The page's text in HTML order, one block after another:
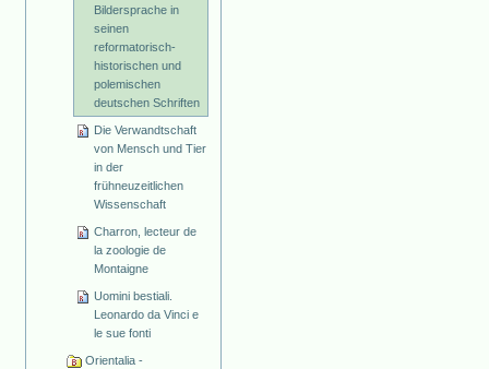
Bildersprache in
seinen
reformatorisch-
historischen und
polemischen
deutschen Schriften
Die Verwandtschaft
von Mensch und Tier
in der
frühneuzeitlichen
Wissenschaft
Charron, lecteur de
la zoologie de
Montaigne
Uomini bestiali.
Leonardo da Vinci e
le sue fonti
Orientalia -